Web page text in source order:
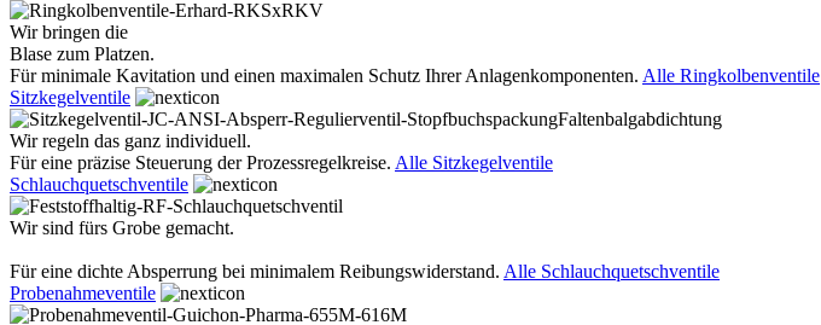
Wir bringen die
Blase zum Platzen.
Für minimale Kavitation und einen maximalen Schutz Ihrer Anlagenkomponenten. Alle Ringkolbenventile
Sitzkegelventile
Wir regeln das ganz individuell.
Für eine präzise Steuerung der Prozessregelkreise. Alle Sitzkegelventile
Schlauchquetschventile
Wir sind fürs Grobe gemacht.
Für eine dichte Absperrung bei minimalem Reibungswiderstand. Alle Schlauchquetschventile
Probenahmeventile